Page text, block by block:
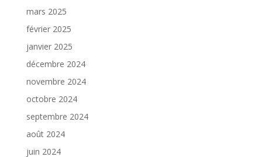
mars 2025
février 2025
janvier 2025
décembre 2024
novembre 2024
octobre 2024
septembre 2024
août 2024
juin 2024